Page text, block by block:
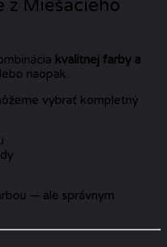
z Miešacieho
kvalitnej farby a
naopak.
vybrať kompletný
— ale správnym